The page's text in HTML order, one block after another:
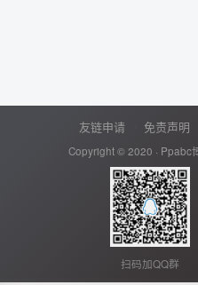
友链申请 免责声明
Copyright © 2020 · Ppabc
扫码加QQ群